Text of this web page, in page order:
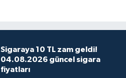
Sigaraya 10 TL zam geldi!
04.08.2026 güncel sigara
fiyatları